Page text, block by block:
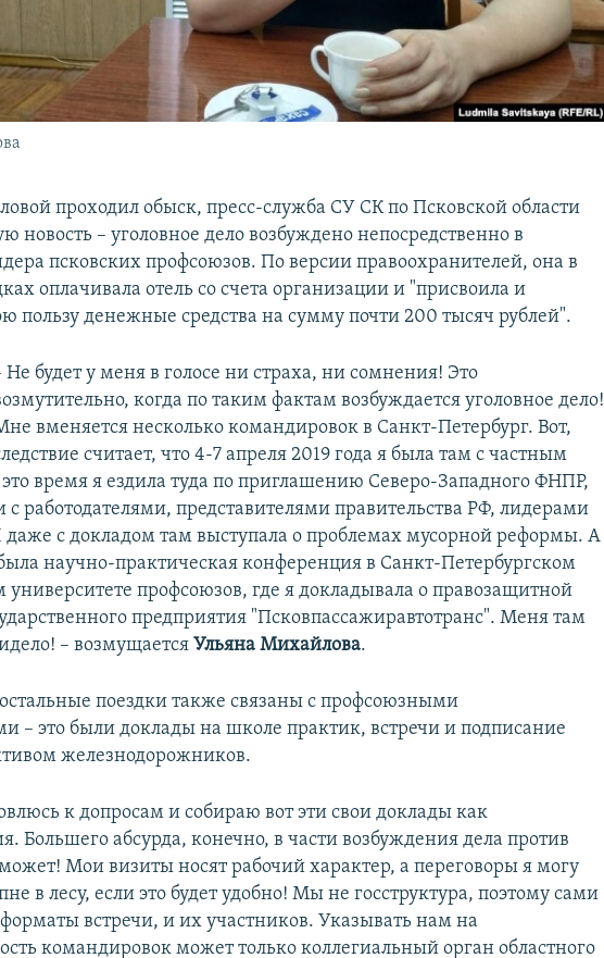
проходил обыск, пресс-служба СУ СК по Псковской области
новость – уголовное дело возбуждено непосредственно в
псковских профсоюзов. По версии правоохранителей, она в
оплачивала отель со счета организации и "присвоила и
пользу денежные средства на сумму почти 200 тысяч рублей".
Не будет у меня в голосе ни страха, ни сомнения! Это
когда по таким фактам возбуждается уголовное дело!
вменяется несколько командировок в Санкт-Петербург. Вот,
считает, что 4-7 апреля 2019 года я была там с частным
время я ездила туда по приглашению Северо-Западного ФНПР,
с работодателями, представителями правительства РФ, лидерами
даже с докладом там выступала о проблемах мусорной реформы. А
научно-практическая конференция в Санкт-Петербургском
профсоюзов, где я докладывала о правозащитной
предприятия "Псковпассажиравтотранс". Меня там
– возмущается Ульяна Михайлова.
поездки также связаны с профсоюзными
– это были доклады на школе практик, встречи и подписание
железнодорожников.
к допросам и собираю вот эти свои доклады как
Большего абсурда, конечно, в части возбуждения дела против
Мои визиты носят рабочий характер, а переговоры я могу
в лесу, если это будет удобно! Мы не госструктура, поэтому сами
встречи, и их участников. Указывать нам на
командировок может только коллегиальный орган областного